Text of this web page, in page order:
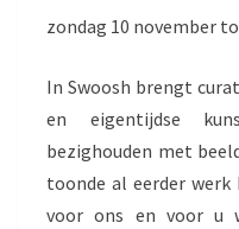
zondag 10 november
In Swoosh brengt
en eigentijdse
bezighouden met
toonde al eerder
voor ons en voor u